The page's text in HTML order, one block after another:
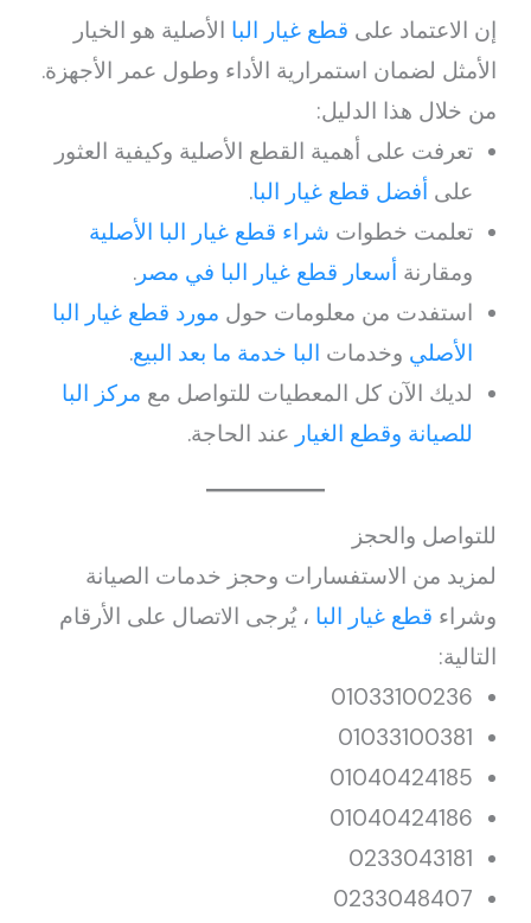
إن الاعتماد على قطع غيار البا الأصلية هو الخيار
الأمثل لضمان استمرارية الأداء وطول عمر الأجهزة.
من خلال هذا الدليل:
تعرفت على أهمية القطع الأصلية وكيفية العثور
على أفضل قطع غيار البا.
تعلمت خطوات شراء قطع غيار البا الأصلية
ومقارنة أسعار قطع غيار البا في مصر.
استفدت من معلومات حول مورد قطع غيار البا
الأصلي وخدمات البا خدمة ما بعد البيع.
لديك الآن كل المعطيات للتواصل مع مركز البا
للصيانة وقطع الغيار عند الحاجة.
للتواصل والحجز
لمزيد من الاستفسارات وحجز خدمات الصيانة
وشراء قطع غيار البا ، يُرجى الاتصال على الأرقام
التالية:
01033100236
01033100381
01040424185
01040424186
0233043181
0233048407